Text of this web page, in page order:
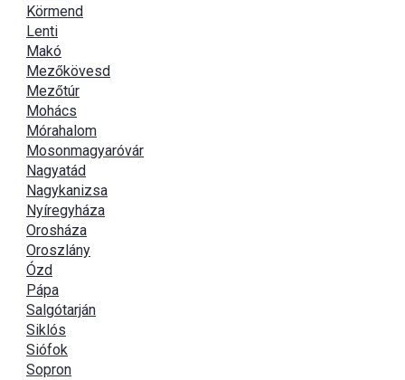
Körmend
Lenti
Makó
Mezőkövesd
Mezőtúr
Mohács
Mórahalom
Mosonmagyaróvár
Nagyatád
Nagykanizsa
Nyíregyháza
Orosháza
Oroszlány
Ózd
Pápa
Salgótarján
Siklós
Siófok
Sopron